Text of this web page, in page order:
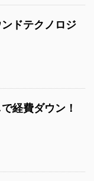
ドテクノロジ
経費ダウン！